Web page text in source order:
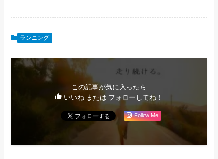
ランニング
この記事が気に入ったら
いいね または フォローしてね！
Follow Me